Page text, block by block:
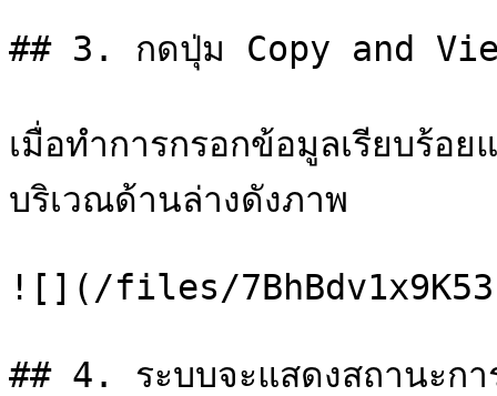
## 3. กดปุ่ม Copy and
เมื่อทำการกรอกข้อมูลเรียบร้
บริเวณด้านล่างดังภาพ
![](/files/
## 4. ระบบจะแสดงสถานะก